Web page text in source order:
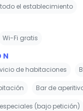
el establecimiento
Wi-Fi gratis
de habitaciones
Bar de
(bajo petición)